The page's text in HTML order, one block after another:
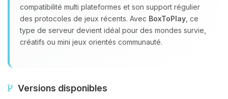
compatibilité multi plateformes et son support régulier
des protocoles de jeux récents. Avec BoxToPlay , ce
type de serveur devient idéal pour des mondes survie,
créatifs ou mini jeux orientés communauté.
Versions disponibles